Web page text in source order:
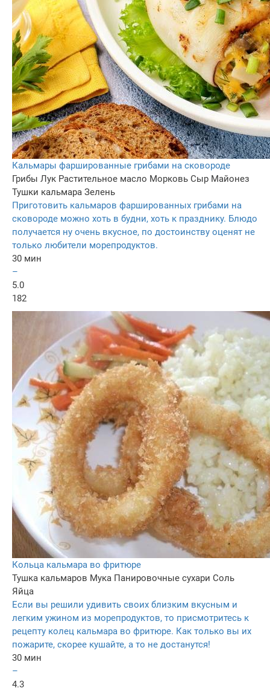
Кальмары фаршированные грибами на сковороде
Грибы Лук Растительное масло Морковь Сыр Майонез
Тушки кальмара Зелень
Приготовить кальмаров фаршированных грибами на
сковороде можно хоть в будни, хоть к празднику. Блюдо
получается ну очень вкусное, по достоинству оценят не
только любители морепродуктов.
30 мин
–
5.0
182
Кольца кальмара во фритюре
Тушка кальмаров Мука Панировочные сухари Соль
Яйца
Если вы решили удивить своих близким вкусным и
легким ужином из морепродуктов, то присмотритесь к
рецепту колец кальмара во фритюре. Как только вы их
пожарите, скорее кушайте, а то не достанутся!
30 мин
–
4.3